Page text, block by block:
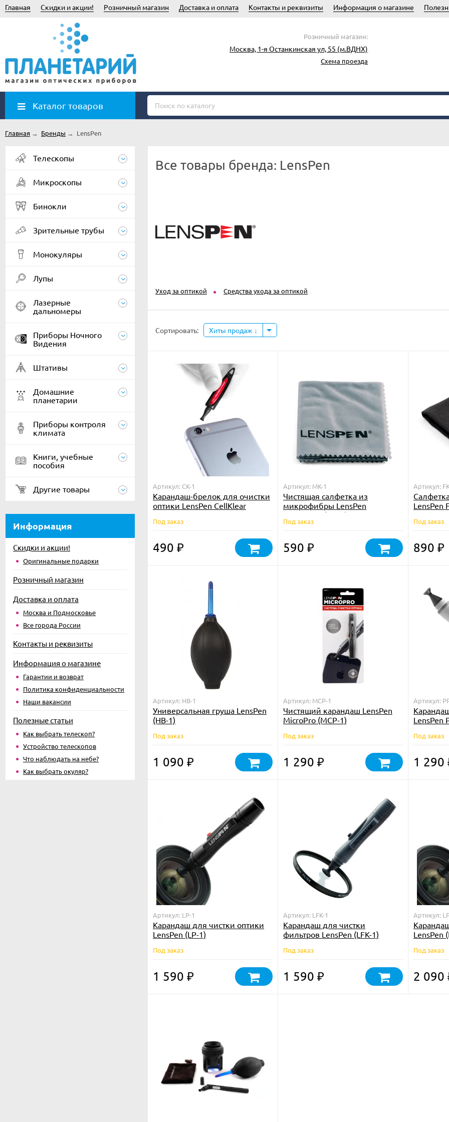
Главная Скидки и акции! Розничный магазин Доставка и оплата Контакты и реквизиты Информация о магазине
Розничный магазин:
Москва, 1-я Останкинская ул, 55 (м.ВДНХ)
Схема проезда
Каталог товаров
Главная → Бренды → LensPen
Телескопы
Микроскопы
Бинокли
Зрительные трубы
Монокуляры
Лупы
Лазерные
дальномеры
Приборы Ночного
Видения
Штативы
Домашние
планетарии
Приборы контроля
климата
Книги, учебные
пособия
Другие товары
Информация
Скидки и акции!
Оригинальные подарки
Розничный магазин
Доставка и оплата
Москва и Подмосковье
Все города России
Контакты и реквизиты
Информация о магазине
Гарантии и возврат
Политика конфиденциальности
Наши вакансии
Полезные статьи
Как выбрать телескоп?
Устройство телескопов
Что наблюдать на небе?
Как выбрать окуляр?
Все товары бренда: LensPen
Уход за оптикой Средства ухода за оптикой
Сортировать: Хиты продаж
Артикул: CK-1
Карандаш-брелок для очистки
оптики LensPen CellKlear
Под заказ
490 ₽
Артикул: MK-1
Чистящая салфетка из
микрофибры LensPen
MicroKlear (MK-1)
Под заказ
590 ₽
Артикул:
LensPen
Под заказ
890 ₽
Артикул: HB-1
Универсальная груша LensPen
(HB-1)
Под заказ
1 090 ₽
Артикул: MCP-1
Чистящий карандаш LensPen
MicroPro (MCP-1)
Под заказ
1 290 ₽
Артикул:
LensPen
Под заказ
1 290
Артикул: LP-1
Карандаш для чистки оптики
LensPen (LP-1)
Под заказ
1 590 ₽
Артикул: LFK-1
Карандаш для чистки
фильтров LensPen (LFK-1)
Под заказ
1 590 ₽
Артикул:
LensPen
Под заказ
2 090